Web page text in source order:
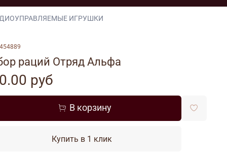
ИГРУШКИ
раций Отряд Альфа
руб
В корзину
Купить в 1 клик